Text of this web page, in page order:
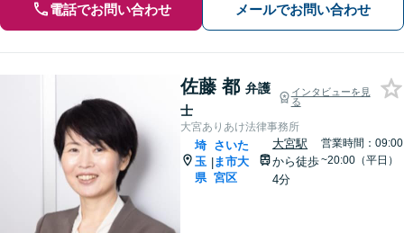
電話でお問い合わせ メールでお問い合わせ
佐藤 都 弁護
士
インタビューを見
る
大宮ありあけ法律事務所
埼
玉
県
|
さいた
ま市大
宮区
大宮駅
から徒歩
4分
営業時間：09:00
~20:00（平日）